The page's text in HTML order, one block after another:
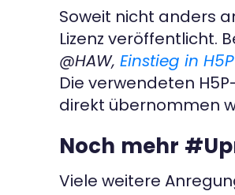
Soweit nicht anders
Lizenz veröffentlicht.
@HAW, Einstieg in
Die verwendeten
direkt übernommen
Noch mehr
Viele weitere